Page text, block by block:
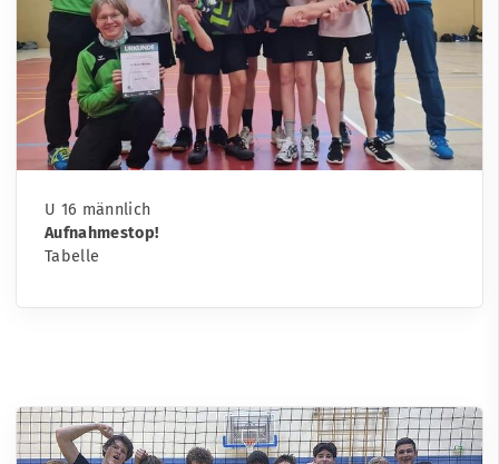
U 16 männlich
Aufnahmestop!
Tabelle